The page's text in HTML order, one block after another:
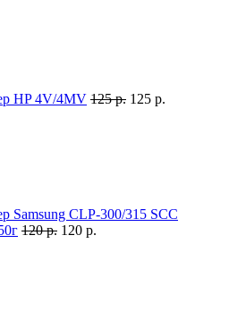
HP 4V/4MV 125 р. 125 р.
Samsung CLP-300/315 SCC
120 р. 120 р.